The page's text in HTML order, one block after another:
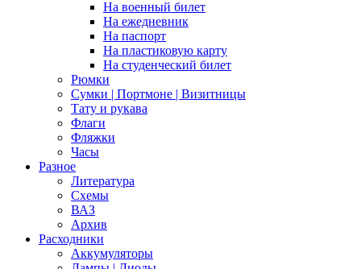
На военный билет
На ежедневник
На паспорт
На пластиковую карту
На студенческий билет
Рюмки
Сумки | Портмоне | Визитницы
Тату и рукава
Флаги
Фляжки
Часы
Разное
Литература
Схемы
ВАЗ
Архив
Расходники
Аккумуляторы